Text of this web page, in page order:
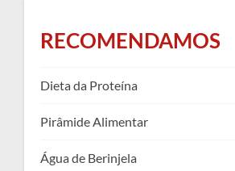
RECOMENDAMOS
Dieta da Proteína
Pirâmide Alimentar
Água de Berinjela